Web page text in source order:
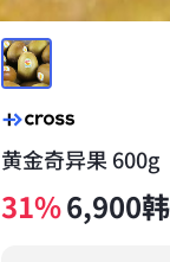
黄金奇异果 600g
31%6,900